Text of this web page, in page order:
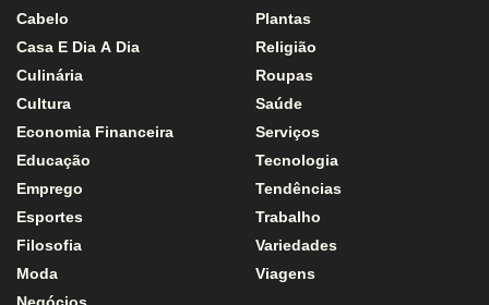
Cabelo
Casa E Dia A Dia
Culinária
Cultura
Economia Financeira
Educação
Emprego
Esportes
Filosofia
Moda
Negócios
Plantas
Religião
Roupas
Saúde
Serviços
Tecnologia
Tendências
Trabalho
Variedades
Viagens